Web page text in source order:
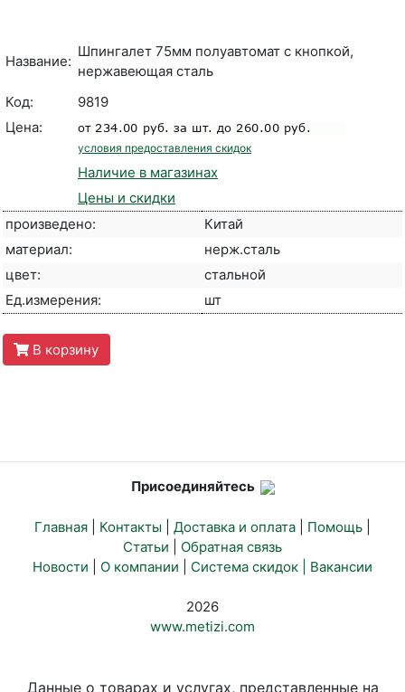
Название:
Шпингалет 75мм полуавтомат с кнопкой,
нержавеющая сталь
Код:
9819
Цена:
условия предоставления скидок
Наличие в магазинах
Цены и скидки
произведено:
Китай
материал:
нерж.сталь
цвет:
стальной
Ед.измерения:
шт
В корзину
Присоединяйтесь
Главная Контакты Доставка и оплата Помощь
Статьи
Обратная связь
Новости
О компании Система скидок | Вакансии
2026
www.metizi.com
Данные о товарах и услугах, представленные на